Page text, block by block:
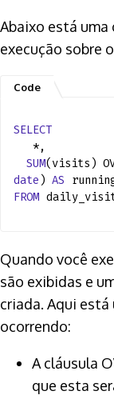
Abaixo está
execução sobre o
SELECT
*,
SUM(visits)
date ) AS
FROM
Quando você
são exibidas e
criada. Aqui
ocorrendo:
A cláusula
que esta